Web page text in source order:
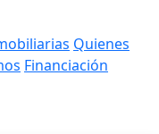
Quienes
Financiación